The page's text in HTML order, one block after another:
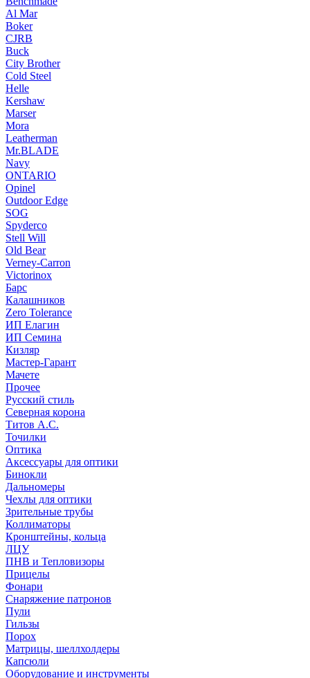
Al Mar
Boker
CJRB
Buck
City Brother
Cold Steel
Helle
Kershaw
Marser
Mora
Leatherman
Mr.BLADE
Navy
ONTARIO
Opinel
Outdoor Edge
SOG
Spyderco
Stell Will
Old Bear
Verney-Carron
Victorinox
Барс
Калашников
Zero Tolerance
ИП Елагин
ИП Семина
Кизляр
Мастер-Гарант
Мачете
Прочее
Русский стиль
Северная корона
Титов А.С.
Точилки
Оптика
Аксессуары для оптики
Бинокли
Дальномеры
Чехлы для оптики
Зрительные трубы
Коллиматоры
Кронштейны, кольца
ЛЦУ
ПНВ и Тепловизоры
Прицелы
Фонари
Снаряжение патронов
Пули
Гильзы
Порох
Матрицы, шеллхолдеры
Капсюли
Оборудование и инструменты